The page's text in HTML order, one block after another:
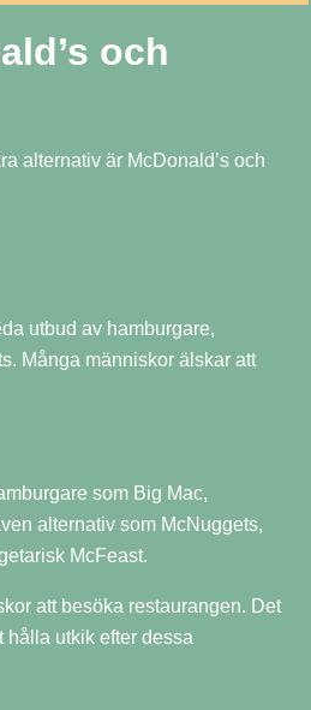
och
alternativ är McDonald’s och
utbud av hamburgare,
Många människor älskar att
som Big Mac,
alternativ som McNuggets,
McFeast.
att besöka restaurangen. Det
hålla utkik efter dessa